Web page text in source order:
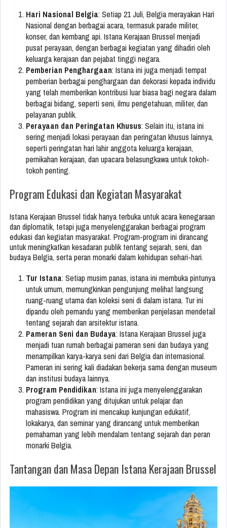
Hari Nasional Belgia: Setiap 21 Juli, Belgia merayakan Hari
Nasional dengan berbagai acara, termasuk parade militer,
konser, dan kembang api. Istana Kerajaan Brussel menjadi
pusat perayaan, dengan berbagai kegiatan yang dihadiri oleh
keluarga kerajaan dan pejabat tinggi negara.
Pemberian Penghargaan: Istana ini juga menjadi tempat
pemberian berbagai penghargaan dan dekorasi kepada individu
yang telah memberikan kontribusi luar biasa bagi negara dalam
berbagai bidang, seperti seni, ilmu pengetahuan, militer, dan
pelayanan publik.
Perayaan dan Peringatan Khusus: Selain itu, istana ini
sering menjadi lokasi perayaan dan peringatan khusus lainnya,
seperti peringatan hari lahir anggota keluarga kerajaan,
pernikahan kerajaan, dan upacara belasungkawa untuk tokoh-
tokoh penting.
Program Edukasi dan Kegiatan Masyarakat
Istana Kerajaan Brussel tidak hanya terbuka untuk acara kenegaraan
dan diplomatik, tetapi juga menyelenggarakan berbagai program
edukasi dan kegiatan masyarakat. Program-program ini dirancang
untuk meningkatkan kesadaran publik tentang sejarah, seni, dan
budaya Belgia, serta peran monarki dalam kehidupan sehari-hari.
Tur Istana: Setiap musim panas, istana ini membuka pintunya
untuk umum, memungkinkan pengunjung melihat langsung
ruang-ruang utama dan koleksi seni di dalam istana. Tur ini
dipandu oleh pemandu yang memberikan penjelasan mendetail
tentang sejarah dan arsitektur istana.
Pameran Seni dan Budaya: Istana Kerajaan Brussel juga
menjadi tuan rumah berbagai pameran seni dan budaya yang
menampilkan karya-karya seni dari Belgia dan internasional.
Pameran ini sering kali diadakan bekerja sama dengan museum
dan institusi budaya lainnya.
Program Pendidikan: Istana ini juga menyelenggarakan
program pendidikan yang ditujukan untuk pelajar dan
mahasiswa. Program ini mencakup kunjungan edukatif,
lokakarya, dan seminar yang dirancang untuk memberikan
pemahaman yang lebih mendalam tentang sejarah dan peran
monarki Belgia.
Tantangan dan Masa Depan Istana Kerajaan Brussel